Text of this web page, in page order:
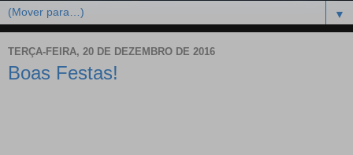
▼
TERÇA-FEIRA, 20 DE DEZEMBRO DE 2016
Boas Festas!